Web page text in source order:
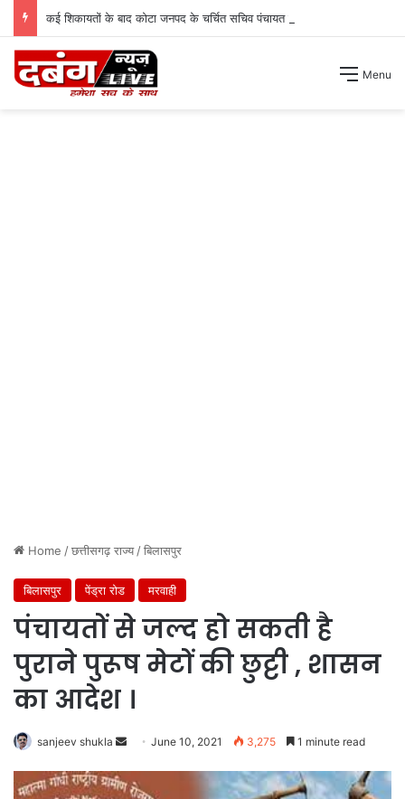
कई शिकायतों के बाद कोटा जनपद के चर्चित सचिव पंचायत से हटाए गए ।
Menu
Home /छत्तीसगढ़ राज्य/बिलासपुर
बिलासपुर पेंड्रा रोड मरवाही
पंचायतों से जल्द हो सकती है
पुराने पुरूष मेटों की छुट्टी , शासन
का आदेश ।
sanjeev shukla
Send
email
June 10, 2021 3,275 1 minute read